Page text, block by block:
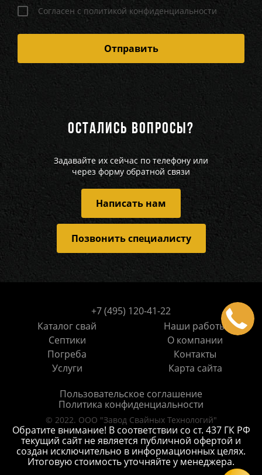
Согласен с политикой конфиденциальности
ОСТАЛИСЬ ВОПРОСЫ?
Задавайте их сейчас по телефону или
через форму обратной связи
Написать нам
Позвонить специалисту
Пользовательское соглашение
Политика конфиденциальности
© 2022. ООО "Завод Свайных Технологий"
Обратите внимание! В соответствии со ст. 437 ГК РФ
текущий сайт не является публичной офертой и
создан исключительно в информационных целях.
Итоговую стоимость уточняйте у менеджера.
+7 (495) 120-41-22
Каталог свай
Септики
Погреба
Услуги
Наши работы
О компании
Контакты
Карта сайта